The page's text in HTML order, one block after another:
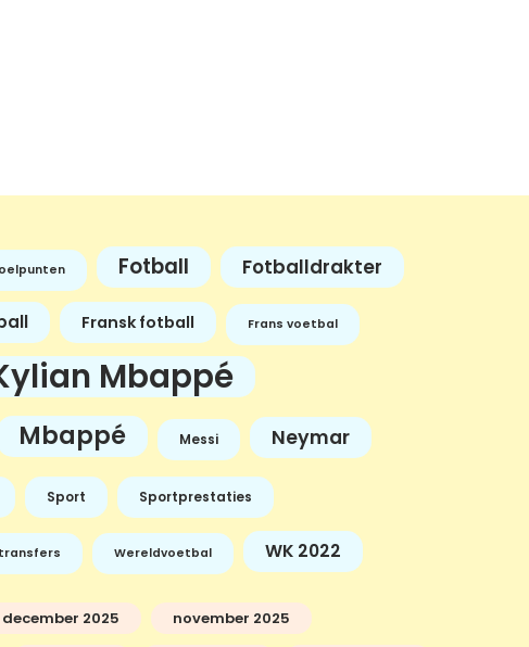
Fotball Fotballdrakter
Fransk fotball Frans voetbal
Mbappé
Mbappé Messi Neymar
Sport Sportprestaties
Wereldvoetbal WK 2022
december 2025 november 2025